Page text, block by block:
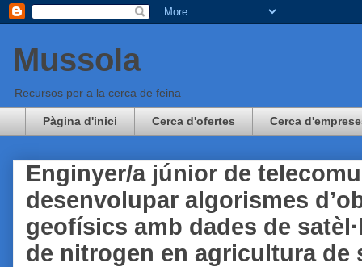
Mussola
Recursos per a la cerca de feina
Pàgina d'inici Cerca d'ofertes Cerca
Enginyer/a júnior de
desenvolupar algorismes
geofísics amb dades de
de nitrogen en agricultura de